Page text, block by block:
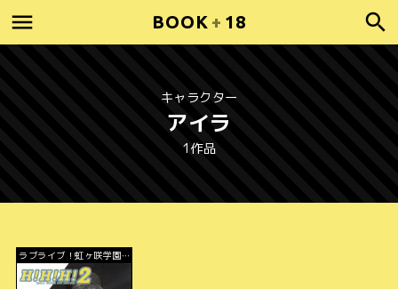
BOOK + 18
キャラクター
アイラ
1作品
ラブライブ！虹ヶ咲学園ス
クールアイドル同好会